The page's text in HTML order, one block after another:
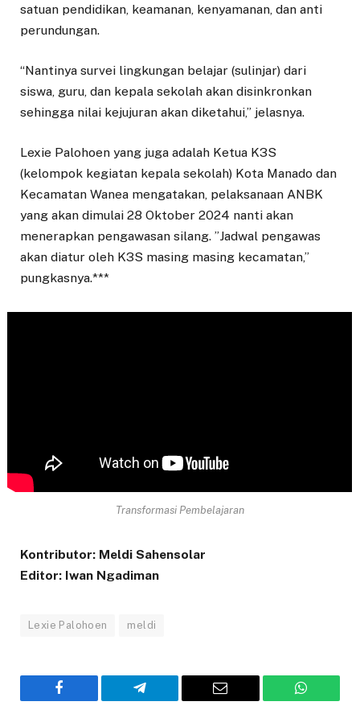
satuan pendidikan, keamanan, kenyamanan, dan anti
perundungan.
“Nantinya survei lingkungan belajar (sulinjar) dari
siswa, guru, dan kepala sekolah akan disinkronkan
sehingga nilai kejujuran akan diketahui,” jelasnya.
Lexie Palohoen yang juga adalah Ketua K3S
(kelompok kegiatan kepala sekolah) Kota Manado dan
Kecamatan Wanea mengatakan, pelaksanaan ANBK
yang akan dimulai 28 Oktober 2024 nanti akan
menerapkan pengawasan silang. ”Jadwal pengawas
akan diatur oleh K3S masing masing kecamatan,”
pungkasnya.***
Transformasi Pembelajaran
Kontributor: Meldi Sahensolar
Editor: Iwan Ngadiman
Lexie Palohoen meldi
Facebook Telegram Email